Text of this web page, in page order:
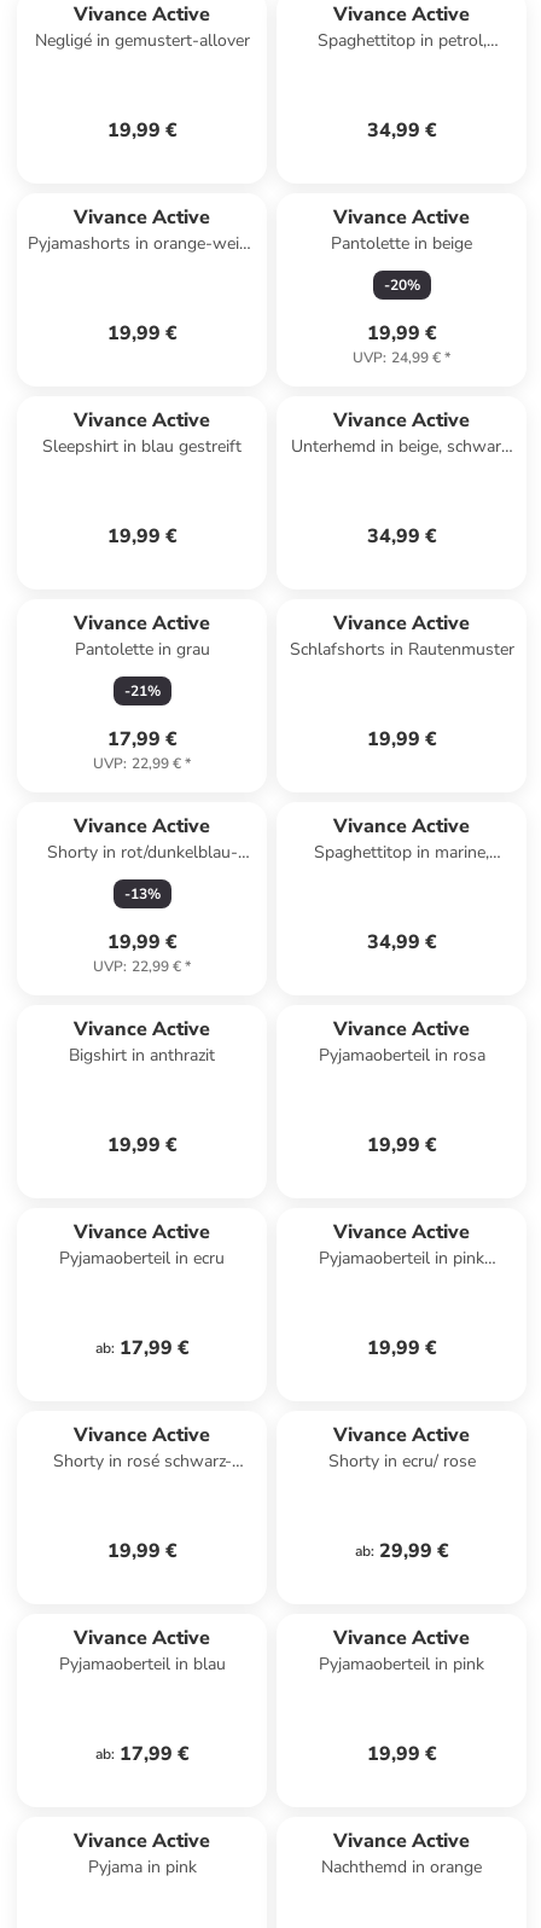
Vivance Active
Negligé in gemustert-allover
19,99 €
Vivance Active
Spaghettitop in petrol,
34,99 €
Vivance Active
Pyjamashorts in orange-weiß-
19,99 €
Vivance Active
Pantolette in beige
-20%
19,99 €
UVP: 24,99 €*
Vivance Active
Sleepshirt in blau gestreift
19,99 €
Vivance Active
Unterhemd in beige, schwarz,
34,99 €
Vivance Active
Pantolette in grau
-21%
17,99 €
UVP: 22,99 €*
Vivance Active
Schlafshorts in Rautenmuster
19,99 €
Vivance Active
Shorty in rot/dunkelblau-
geblümt
-13%
19,99 €
UVP: 22,99 €*
Vivance Active
Spaghettitop in marine,
34,99 €
Vivance Active
Bigshirt in anthrazit
19,99 €
Vivance Active
Pyjamaoberteil in rosa
19,99 €
Vivance Active
Pyjamaoberteil in ecru
ab: 17,99 €
Vivance Active
Pyjamaoberteil in pink
19,99 €
Vivance Active
Shorty in rosé schwarz-
19,99 €
Vivance Active
Shorty in ecru/ rose
ab: 29,99 €
Vivance Active
Pyjamaoberteil in blau
ab: 17,99 €
Vivance Active
Pyjamaoberteil in pink
19,99 €
Vivance Active
Pyjama in pink
Vivance Active
Nachthemd in orange